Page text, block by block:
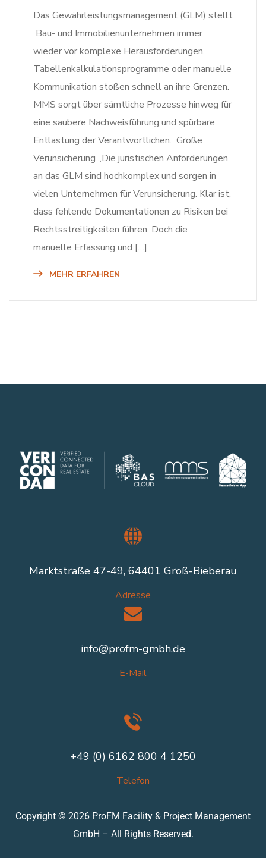
Das Gewährleistungsmanagement (GLM) stellt
Bau- und Immobilienunternehmen immer
wieder vor komplexe Herausforderungen.
Tabellenkalkulationsprogramme oder manuelle
Kommunikation stoßen schnell an ihre Grenzen.
MMS sorgt über sämtliche Prozesse hinweg für
eine saubere Nachweisführung und spürbare
Entlastung der Verantwortlichen. Große
Verunsicherung „Die juristischen Anforderungen
an das GLM sind hochkomplex und sorgen in
vielen Unternehmen für Verunsicherung. Klar ist,
dass fehlende Dokumentationen zu Risiken bei
Rechtsstreitigkeiten führen. Doch die
manuelle Erfassung und […]
MEHR ERFAHREN
Marktstraße 47-49, 64401 Groß-Bieberau
Adresse
info@profm-gmbh.de
E-Mail
+49 (0) 6162 800 4 1250
Telefon
Copyright © 2026 ProFM Facility & Project Management
GmbH – All Rights Reserved.